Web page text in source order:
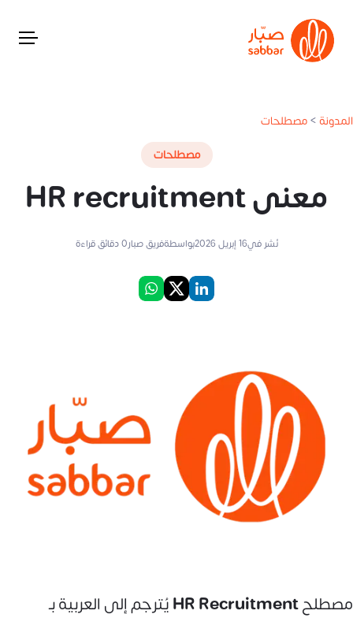
المدونة>مصطلحات
مصطلحات
معنى HR recruitment
نُشر في16 إبريل 2026 بواسطةفريق صبار0دقائق قراءة
مصطلحHR Recruitmentيُترجم إلى العربية بـ